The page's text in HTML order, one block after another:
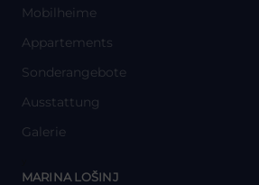
Mobilheime
Appartements
Sonderangebote
Ausstattung
Galerie
MARINA LOŠINJ